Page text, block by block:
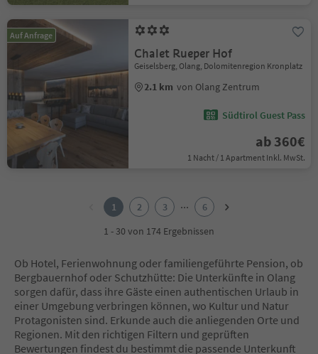
Auf Anfrage
Chalet Rueper Hof
Geiselsberg, Olang, Dolomitenregion Kronplatz
2.1 km von Olang Zentrum
Südtirol Guest Pass
ab 360€
1 Nacht / 1 Apartment Inkl. MwSt.
1 2 3 ...
6
1 - 30 von 174 Ergebnissen
Ob Hotel, Ferienwohnung oder familiengeführte Pension, ob
Bergbauernhof oder Schutzhütte: Die Unterkünfte in Olang
sorgen dafür, dass ihre Gäste einen authentischen Urlaub in
einer Umgebung verbringen können, wo Kultur und Natur
Protagonisten sind. Erkunde auch die anliegenden Orte und
Regionen. Mit den richtigen Filtern und geprüften
Bewertungen findest du bestimmt die passende Unterkunft